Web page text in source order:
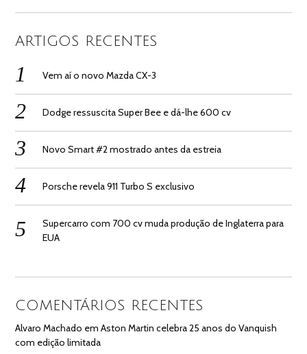
ARTIGOS RECENTES
Vem aí o novo Mazda CX-3
Dodge ressuscita Super Bee e dá-lhe 600 cv
Novo Smart #2 mostrado antes da estreia
Porsche revela 911 Turbo S exclusivo
Supercarro com 700 cv muda produção de Inglaterra para
EUA
COMENTÁRIOS RECENTES
Alvaro Machado emAston Martin celebra 25 anos do Vanquish
com edição limitada